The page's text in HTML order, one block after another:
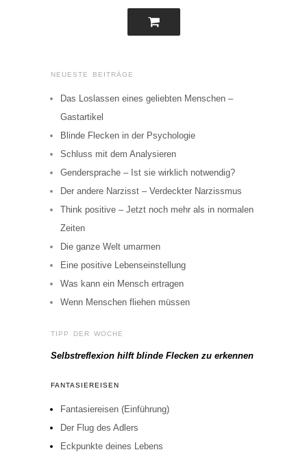
NEUESTE BEITRÄGE
Das Loslassen eines geliebten Menschen –
Gastartikel
Blinde Flecken in der Psychologie
Schluss mit dem Analysieren
Gendersprache – Ist sie wirklich notwendig?
Der andere Narzisst – Verdeckter Narzissmus
Think positive – Jetzt noch mehr als in normalen
Zeiten
Die ganze Welt umarmen
Eine positive Lebenseinstellung
Was kann ein Mensch ertragen
Wenn Menschen fliehen müssen
TIPP DER WOCHE
Selbstreflexion hilft blinde Flecken zu erkennen
FANTASIEREISEN
Fantasiereisen (Einführung)
Der Flug des Adlers
Eckpunkte deines Lebens